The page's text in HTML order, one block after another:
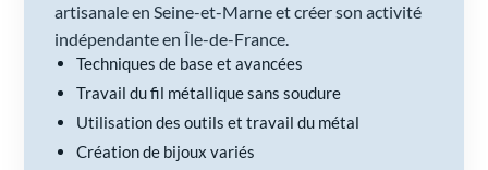
artisanale en Seine-et-Marne et créer son activité
indépendante en Île-de-France.
Techniques de base et avancées
Travail du fil métallique sans soudure
Utilisation des outils et travail du métal
Création de bijoux variés